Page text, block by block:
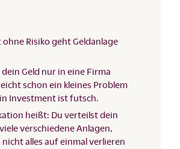
ohne Risiko geht Geldanlage
dein Geld nur in eine Firma
schon ein kleines Problem
Investment ist futsch.
heißt: Du verteilst dein
verschiedene Anlagen,
alles auf einmal verlieren